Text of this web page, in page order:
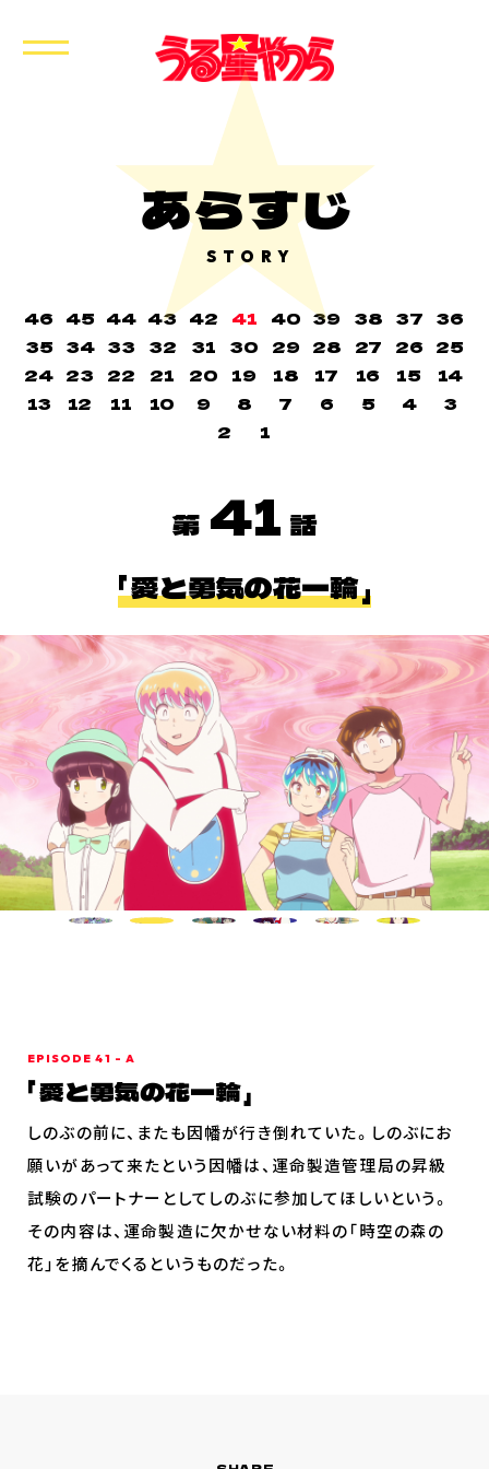
ホーム
最新情報
放送・配信情報
イントロダクション
あらすじ
登場キャラクター
ムービー
コラボレーション
公式ツイッター
あらすじ
STORY
46 45 44 43 42 41 40 39 38 37
36
35
34 33 32 31 30 29 28 27 26
25
24 23 22 21 20 19 18 17 16 15
14
13
12 11 10 9 8 7 6 5 4
3
2
1
41
愛と勇気の花一輪
EPISODE 41 - A
愛と勇気の花一輪
しのぶの前に、またも因幡が行き倒れていた。しのぶにお
願いがあって来たという因幡は、運命製造管理局の昇級
試験のパートナーとしてしのぶに参加してほしいという。
その内容は、運命製造に欠かせない材料の「時空の森の
花」を摘んでくるというものだった。